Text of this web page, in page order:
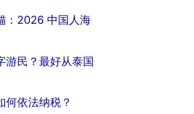
：2026 中国人海
游民？最好从泰国
何依法纳税？